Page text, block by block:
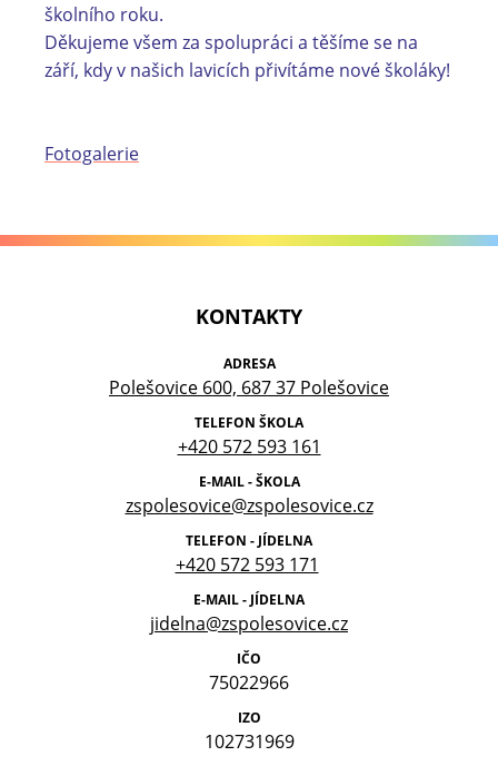
školního roku.
Děkujeme všem za spolupráci a těšíme se na
září, kdy v našich lavicích přivítáme nové školáky!
Fotogalerie
KONTAKTY
ADRESA
Polešovice 600, 687 37 Polešovice
TELEFON ŠKOLA
+420 572 593 161
E-MAIL - ŠKOLA
zspolesovice@zspolesovice.cz
TELEFON - JÍDELNA
+420 572 593 171
E-MAIL - JÍDELNA
jidelna@zspolesovice.cz
IČO
75022966
IZO
102731969